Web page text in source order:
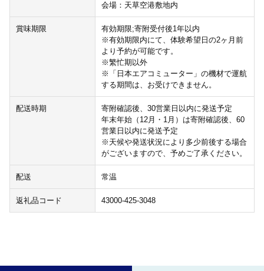
会場：天草空港敷地内
賞味期限
有効期限;寄附受付後1年以内
※有効期限内にて、体験希望日の2ヶ月前
より予約が可能です。
※繁忙期以外
※「日本エアコミューター」の機材で運航
する期間は、お受けできません。
配送時期
寄附確認後、30営業日以内に発送予定
年末年始（12月・1月）は寄附確認後、60
営業日以内に発送予定
※天候や発送状況により多少前後する場合
がございますので、予めご了承ください。
配送 常温
返礼品コード 43000-425-3048